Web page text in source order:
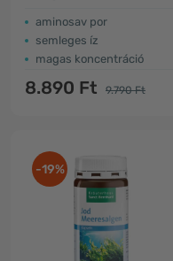
aminosav por
semleges íz
magas koncentráció
8.890 Ft 9.790 Ft
-19%